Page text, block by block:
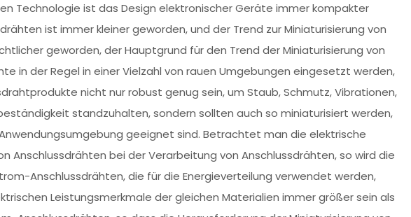
Technologie ist das Design elektronischer Geräte immer kompakter
ist immer kleiner geworden, und der Trend zur Miniaturisierung von
geworden, der Hauptgrund für den Trend der Miniaturisierung von
in der Regel in einer Vielzahl von rauen Umgebungen eingesetzt werden,
nicht nur robust genug sein, um Staub, Schmutz, Vibrationen,
standzuhalten, sondern sollten auch so miniaturisiert werden,
geeignet sind. Betrachtet man die elektrische
Anschlussdrähten bei der Verarbeitung von Anschlussdrähten, so wird die
Anschlussdrähten, die für die Energieverteilung verwendet werden,
Leistungsmerkmale der gleichen Materialien immer größer sein als